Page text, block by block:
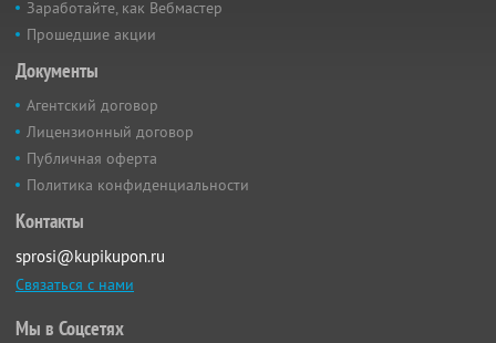
Заработайте, как Вебмастер
Прошедшие акции
Документы
Агентский договор
Лицензионный договор
Публичная оферта
Политика конфиденциальности
Контакты
sprosi@kupikupon.ru
Связаться с нами
Мы в Соцсетях